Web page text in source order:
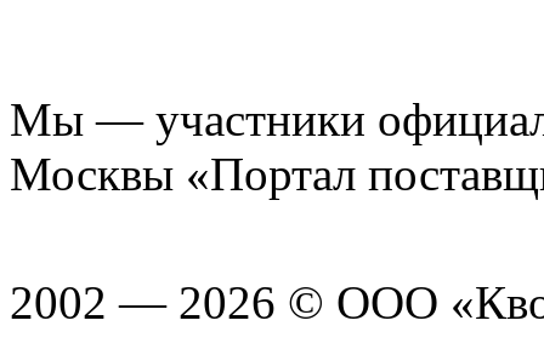
Мы — участники
Москвы «Портал
2002 — 2026 © ООО